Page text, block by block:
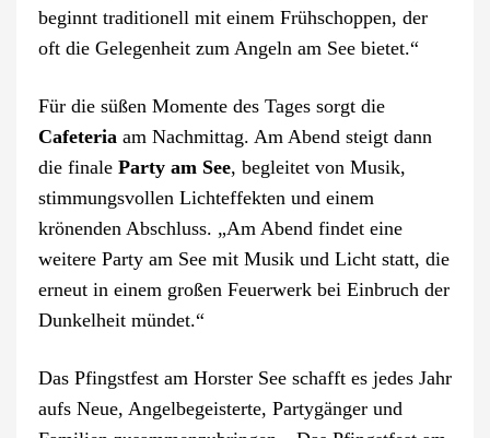
beginnt traditionell mit einem Frühschoppen, der
oft die Gelegenheit zum Angeln am See bietet.“
Für die süßen Momente des Tages sorgt die
Cafeteria am Nachmittag. Am Abend steigt dann
die finale Party am See, begleitet von Musik,
stimmungsvollen Lichteffekten und einem
krönenden Abschluss. „Am Abend findet eine
weitere Party am See mit Musik und Licht statt, die
erneut in einem großen Feuerwerk bei Einbruch der
Dunkelheit mündet.“
Das Pfingstfest am Horster See schafft es jedes Jahr
aufs Neue, Angelbegeisterte, Partygänger und